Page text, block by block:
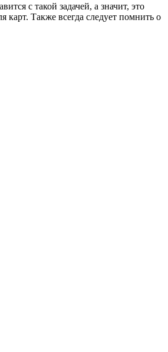
с такой задачей, а значит, это
карт. Также всегда следует помнить о